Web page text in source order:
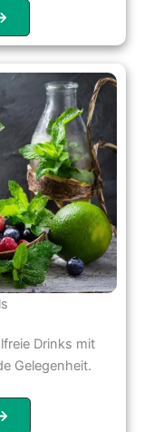
Drinks mit
Gelegenheit.